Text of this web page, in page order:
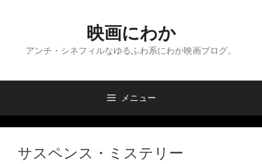
へ
映画にわか
アンチ・シネフィルなゆるふわ系にわか映画ブログ。
メニュー
サスペンス・ミステリー